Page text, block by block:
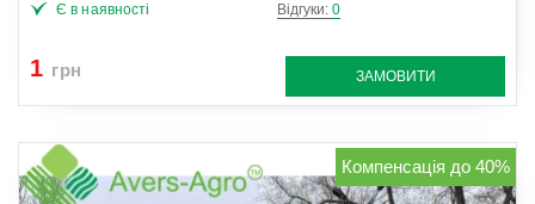
Є в наявності Відгуки: 0
1 грн ЗАМОВИТИ
Компенсація до 40%